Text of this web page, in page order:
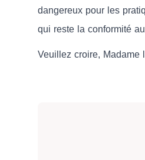
dangereux pour les
qui reste la conformité
Veuillez croire, Madame